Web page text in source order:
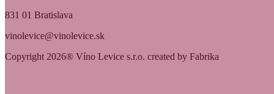
831 01 Bratislava
vinolevice@vinolevice.sk
Copyright 2026® Víno Levice s.r.o. created by Fabrika